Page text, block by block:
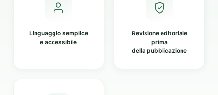
Linguaggio semplice
e accessibile
Revisione editoriale
prima
della pubblicazione